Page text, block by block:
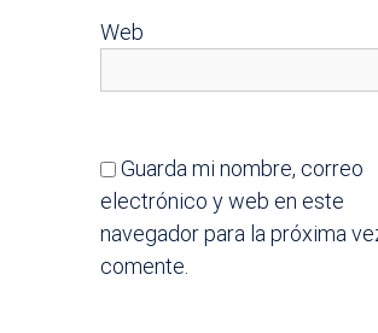
Web
Guarda mi nombre, correo
electrónico y web en este
navegador para la próxima
comente.